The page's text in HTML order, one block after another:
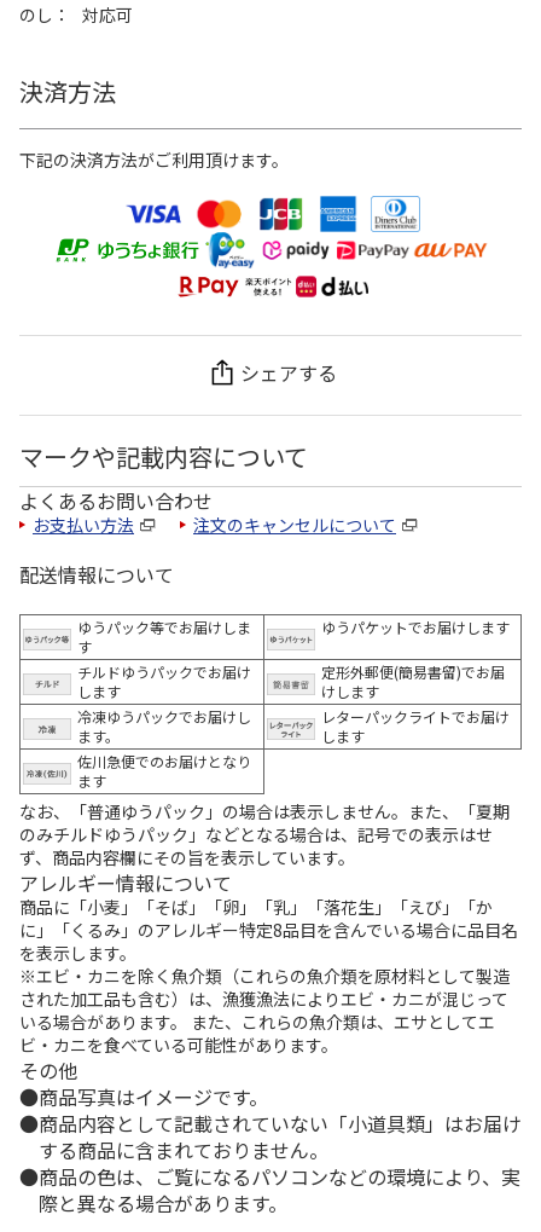
のし
対応可
決済方法
下記の決済方法がご利用頂けます。
シェアする
マークや記載内容について
よくあるお問い合わせ
お支払い方法 注文のキャンセルについて
配送情報について
ゆうパック等でお届けしま
す
ゆうパケットでお届けします
チルドゆうパックでお届け
します
定形外郵便(簡易書留)でお届
けします
冷凍ゆうパックでお届けし
ます。
レターパックライトでお届け
します
佐川急便でのお届けとなり
ます
なお、「普通ゆうパック」の場合は表示しません。また、「夏期
のみチルドゆうパック」などとなる場合は、記号での表示はせ
ず、商品内容欄にその旨を表示しています。
アレルギー情報について
商品に「小麦」「そば」「卵」「乳」「落花生」「えび」「か
に」「くるみ」のアレルギー特定8品目を含んでいる場合に品目名
を表示します。
※エビ・カニを除く魚介類（これらの魚介類を原材料として製造
された加工品も含む）は、漁獲漁法によりエビ・カニが混じって
いる場合があります。 また、これらの魚介類は、エサとしてエ
ビ・カニを食べている可能性があります。
その他
商品写真はイメージです。
商品内容として記載されていない「小道具類」はお届け
する商品に含まれておりません。
商品の色は、ご覧になるパソコンなどの環境により、実
際と異なる場合があります。